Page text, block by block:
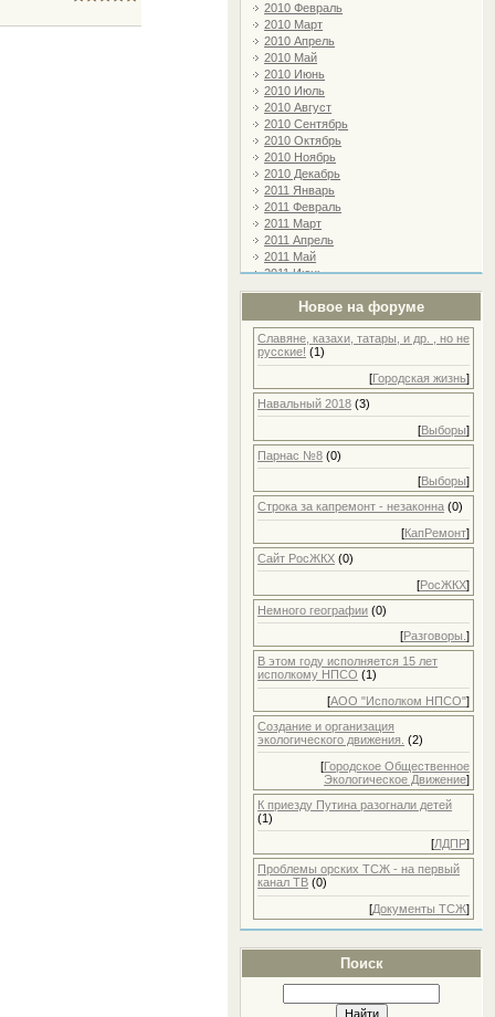
2010 Февраль
2010 Март
2010 Апрель
2010 Май
2010 Июнь
2010 Июль
2010 Август
2010 Сентябрь
2010 Октябрь
2010 Ноябрь
2010 Декабрь
2011 Январь
2011 Февраль
2011 Март
2011 Апрель
2011 Май
2011 Июнь
2011 Июль
2011 Август
2011 Сентябрь
2011 Октябрь
2011 Ноябрь
2012 Январь
2012 Февраль
2012 Апрель
2012 Май
2012 Июнь
2012 Июль
2012 Август
2012 Сентябрь
2012 Ноябрь
2012 Декабрь
2013 Февраль
2013 Март
2013 Май
2013 Июнь
2013 Июль
2013 Август
2013 Сентябрь
2013 Октябрь
2013 Ноябрь
2013 Декабрь
2014 Январь
2014 Февраль
2014 Март
2014 Май
2014 Июнь
2014 Июль
2014 Сентябрь
2014 Ноябрь
2015 Январь
2015 Февраль
Новое на форуме
Славяне, казахи, татары, и др. , но не
русские! (1)
[Городская жизнь]
Навальный 2018 (3)
[Выборы]
Парнас №8 (0)
[Выборы]
Строка за капремонт - незаконна (0)
[КапРемонт]
Сайт РосЖКХ (0)
[РосЖКХ]
Немного географии (0)
[Разговоры.]
В этом году исполняется 15 лет
исполкому НПСО (1)
[АОО "Исполком НПСО"]
Создание и организация
экологического движения. (2)
[Городское Общественное
Экологическое Движение]
К приезду Путина разогнали детей
(1)
[ЛДПР]
Проблемы орских ТСЖ - на первый
канал ТВ (0)
[Документы ТСЖ]
Поиск